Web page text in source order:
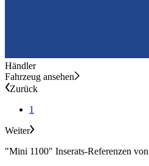
Händler
Fahrzeug ansehen
Zurück
1
Weiter
"Mini 1100" Inserats-Referenzen